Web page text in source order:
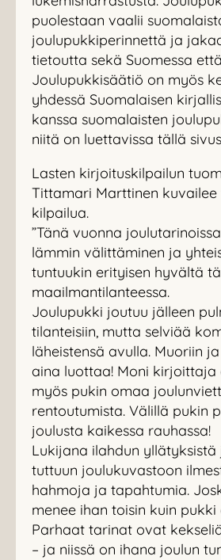
puolestaan vaalii
joulupukkiperinnettä ja
tietoutta sekä Suomessa
Joulupukkisäätiö on myös
yhdessä Suomalaisen
kanssa suomalaisten
niitä on luettavissa tällä
Lasten kirjoituskilpailun
Tittamari Marttinen kuvailee
kilpailua.
”Tänä vuonna
lämmin välittäminen ja
tuntuukin erityisen hyvältä
maailmantilanteessa.
Joulupukki joutuu jälleen
tilanteisiin, mutta selviää
läheistensä avulla. Muoriin
aina luottaa! Moni kirjoittaja
myös pukin omaa
rentoutumista. Välillä pukin
joulusta kaikessa rauhassa!
Lukijana ilahdun yllätyksistä
tuttuun joulukuvastoon
hahmoja ja tapahtumia.
menee ihan toisin kuin pukki
Parhaat tarinat ovat
– ja niissä on ihana joulun